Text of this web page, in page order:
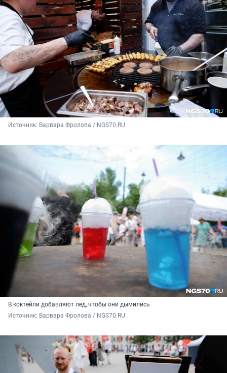
Источник: Варвара Фролова / NGS70.RU
В коктейли добавляют лед, чтобы они дымились
Источник: Варвара Фролова / NGS70.RU